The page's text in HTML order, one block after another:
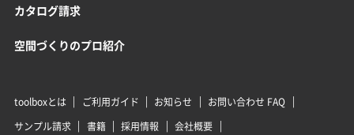
カタログ請求
空間づくりのプロ紹介
toolboxとは ご利用ガイド お知らせ
お問い合わせ FAQ
サンプル請求
書籍 採用情報
会社概要